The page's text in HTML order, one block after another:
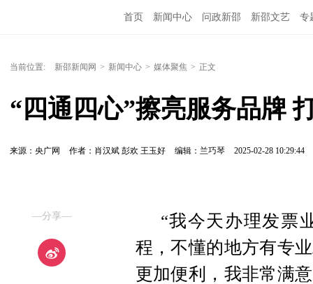
首页 新闻中心 问政新邵 新邵文艺 专
当前位置: 新邵新闻网 > 新闻中心 > 媒体聚焦 > 正文
“四通四心”擦亮服务品牌
来源：央广网 作者：肖汉斌 彭欢 王玉好 编辑：兰巧琴 2025-02-28 10:29:44
—分享—
“我今天办理发票
程，不懂的地方有专
更加便利，我非常满